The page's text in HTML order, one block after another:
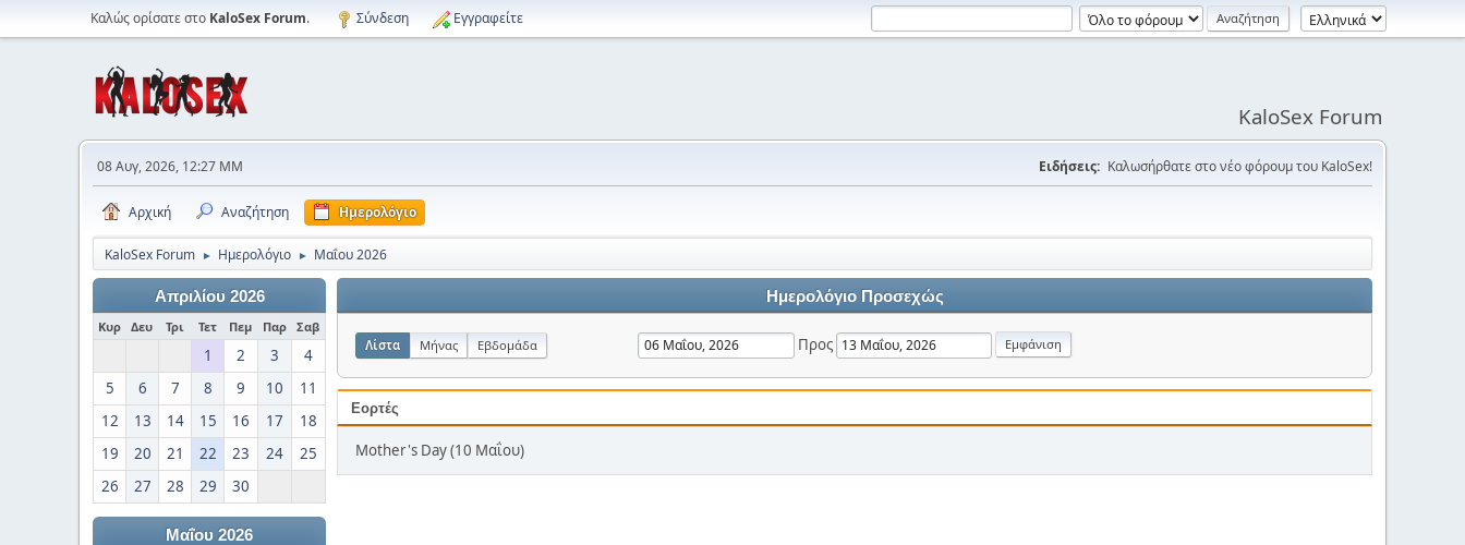
Καλώς ορίσατε στο KaloSex Forum. Σύνδεση Εγγραφείτε
KaloSex Forum
08 Αυγ, 2026, 12:27 ΜΜ Ειδήσεις: Καλωσήρθατε στο νέο φόρουμ του KaloSex!
Αρχική Αναζήτηση Ημερολόγιο
KaloSex Forum ► Ημερολόγιο ► Μαΐου 2026
Απριλίου 2026
Κυρ Δευ Τρι Τετ Πεμ Παρ Σαβ
1 2 3
4
5
6 7 8 9 10
11
12
13 14 15 16 17
18
19
20 21 22 23 24
25
26
27 28 29 30
Μαΐου 2026
Ημερολόγιο Προσεχώς
Λίστα Μήνας Εβδομάδα Προς
Εορτές
Mother's Day (10 Μαΐου)